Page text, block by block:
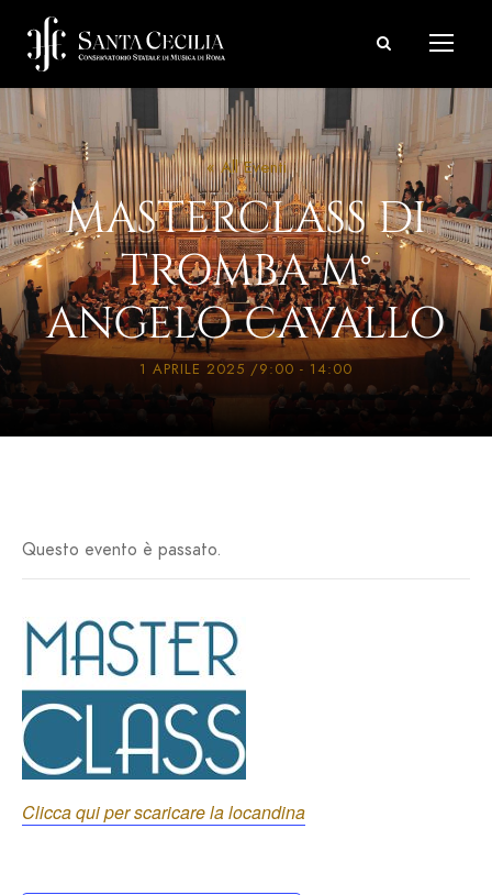
« All Eventi
MASTERCLASS DI
TROMBA M°
ANGELO CAVALLO
1 APRILE 2025 /9:00 - 14:00
Questo evento è passato.
Clicca qui per scaricare la locandina